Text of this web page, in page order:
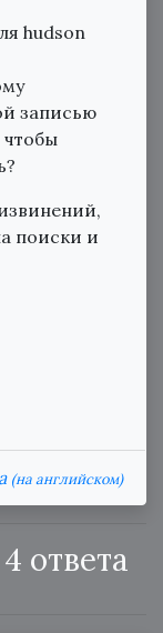
hudson
записью
чтобы
поиски и
(на английском)
4 ответа